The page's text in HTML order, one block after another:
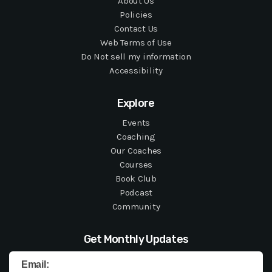
Policies
Contact Us
Web Terms of Use
Do Not sell my information
Accessibility
Explore
Events
Coaching
Our Coaches
Courses
Book Club
Podcast
Community
Get Monthly Updates
Email: